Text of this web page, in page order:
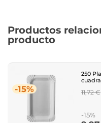
Productos
producto
-15%
250
11,72 €
-15%